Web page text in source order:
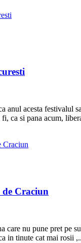
anul acesta festivalul
ca si pana acum,
de Craciun
care nu pune pret pe
in tinute cat mai rosii